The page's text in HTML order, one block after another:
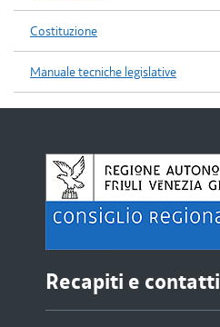
Costituzione
Manuale tecniche legislative
Recapiti e contatti